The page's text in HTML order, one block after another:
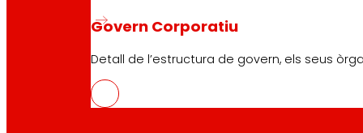
Govern Corporatiu
Detall de l’estructura de govern, els seus
Seguretat i confiança
Premis i reconeixements